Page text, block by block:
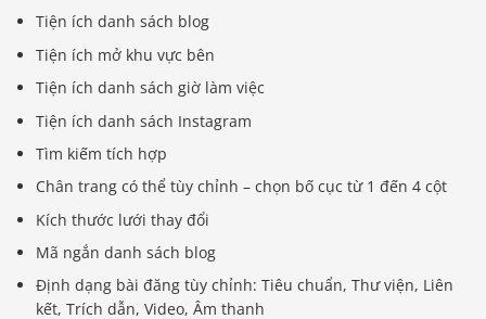
Tiện ích danh sách blog
Tiện ích mở khu vực bên
Tiện ích danh sách giờ làm việc
Tiện ích danh sách Instagram
Tìm kiếm tích hợp
Chân trang có thể tùy chỉnh – chọn bố cục từ 1 đến 4 cột
Kích thước lưới thay đổi
Mã ngắn danh sách blog
Định dạng bài đăng tùy chỉnh: Tiêu chuẩn, Thư viện, Liên
kết, Trích dẫn, Video, Âm thanh